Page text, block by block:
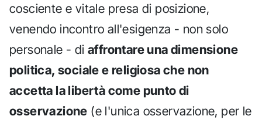
cosciente e vitale presa di posizione,
venendo incontro all'esigenza - non solo
personale - di affrontare una dimensione
politica, sociale e religiosa che non
accetta la libertà come punto di
osservazione (e l'unica osservazione, per le